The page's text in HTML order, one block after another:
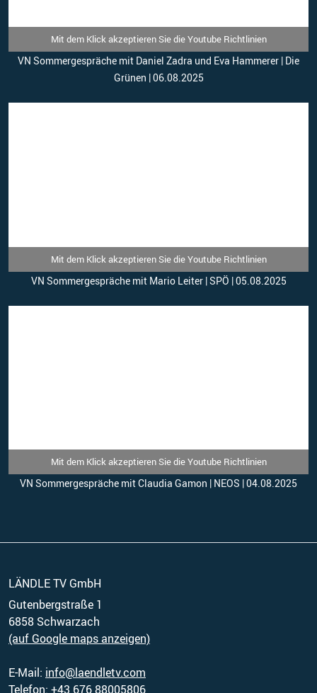
Mit dem Klick akzeptieren Sie die Youtube Richtlinien
VN Sommergespräche mit Daniel Zadra und Eva Hammerer | Die
Grünen | 06.08.2025
Mit dem Klick akzeptieren Sie die Youtube Richtlinien
VN Sommergespräche mit Mario Leiter | SPÖ | 05.08.2025
Mit dem Klick akzeptieren Sie die Youtube Richtlinien
VN Sommergespräche mit Claudia Gamon | NEOS | 04.08.2025
LÄNDLE TV GmbH
Gutenbergstraße 1
(auf Google maps anzeigen)
E-Mail: info@laendletv.com
Telefon: +43 676 88005806